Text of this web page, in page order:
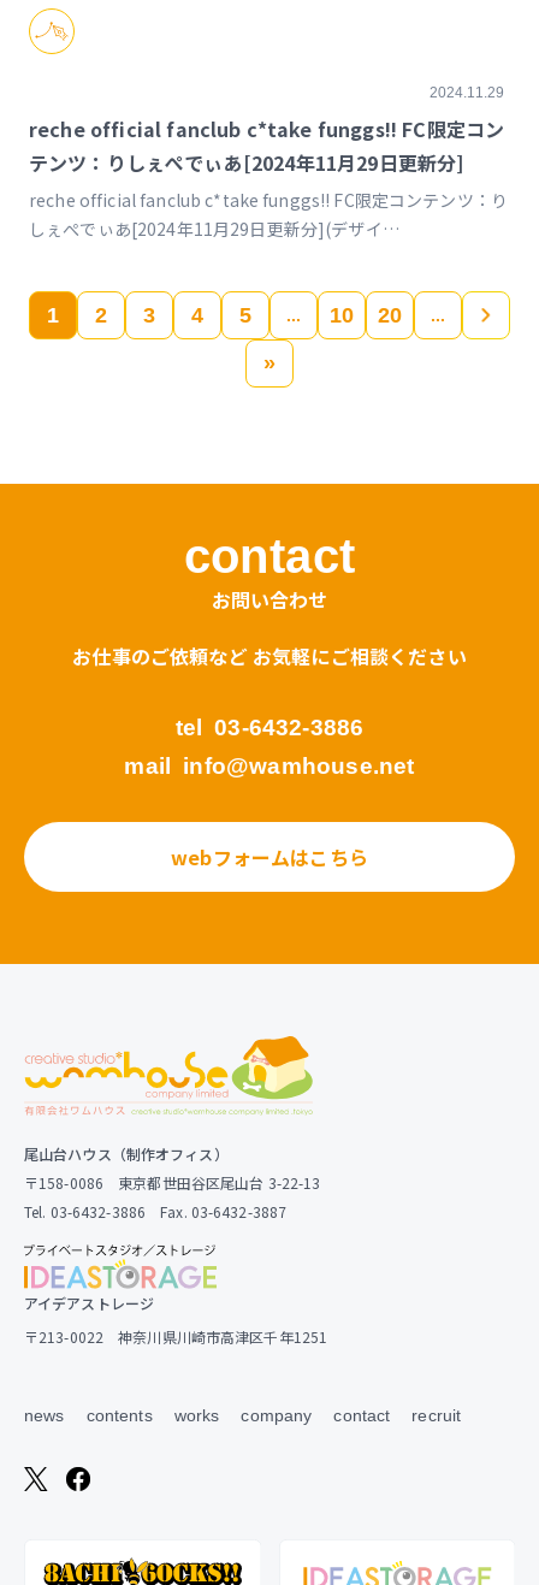
2024.11.29
reche official fanclub c*take funggs!! FC限定コン
テンツ：りしぇぺでぃあ[2024年11月29日更新分]
reche official fanclub c*take funggs!! FC限定コンテンツ：り
しぇぺでぃあ[2024年11月29日更新分](デザイ
1 2 3 4 5 ... 10 20 ...
»
»
contact
お問い合わせ
お仕事のご依頼など お気軽にご相談ください
tel
03-6432-3886
mail
info@wamhouse.net
webフォームはこちら
尾山台ハウス（制作オフィス）
〒158-0086 東京都世田谷区尾山台 3-22-13
Tel. 03-6432-3886 Fax. 03-6432-3887
アイデアストレージ
〒213-0022 神奈川県川崎市高津区千年1251
news contents works company contact recruit